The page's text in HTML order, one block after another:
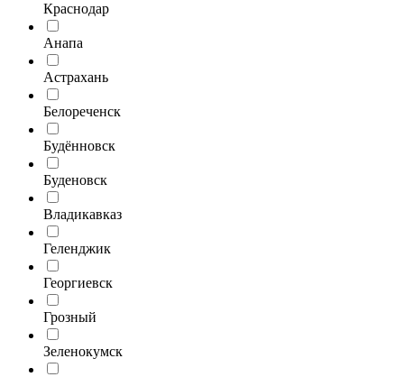
Краснодар
Анапа
Астрахань
Белореченск
Будённовск
Буденовск
Владикавказ
Геленджик
Георгиевск
Грозный
Зеленокумск